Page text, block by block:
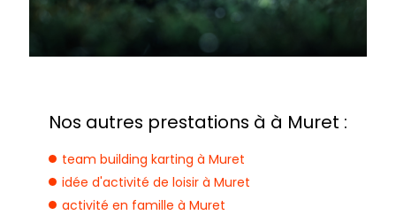
Nos autres prestations à à Muret :
team building karting à Muret
idée d'activité de loisir à Muret
activité en famille à Muret